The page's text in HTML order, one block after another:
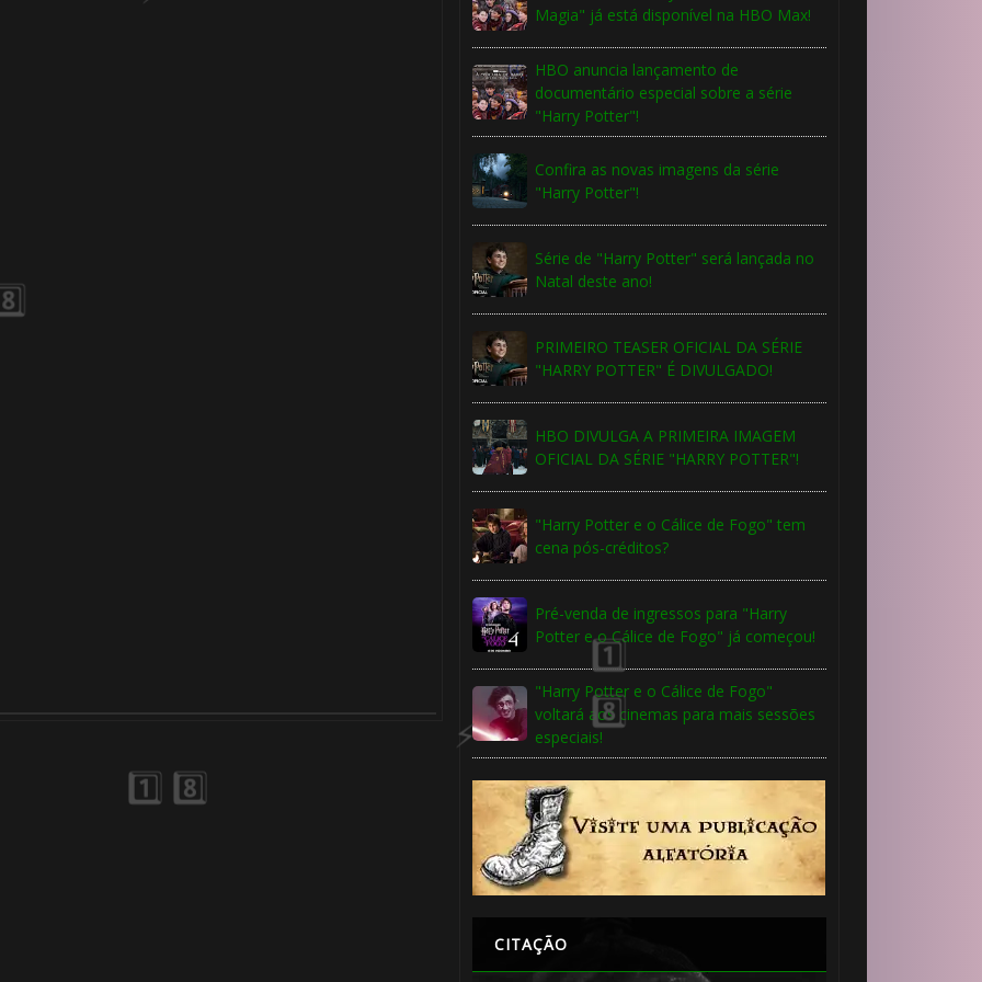
Magia" já está disponível na HBO Max!
HBO anuncia lançamento de
documentário especial sobre a série
"Harry Potter"!
Confira as novas imagens da série
"Harry Potter"!
Série de "Harry Potter" será lançada no
Natal deste ano!
PRIMEIRO TEASER OFICIAL DA SÉRIE
"HARRY POTTER" É DIVULGADO!
HBO DIVULGA A PRIMEIRA IMAGEM
OFICIAL DA SÉRIE "HARRY POTTER"!
"Harry Potter e o Cálice de Fogo" tem
cena pós-créditos?
Pré-venda de ingressos para "Harry
Potter e o Cálice de Fogo" já começou!
"Harry Potter e o Cálice de Fogo"
voltará aos cinemas para mais sessões
especiais!
CITAÇÃO
⚡
🎈
⚡
🎈